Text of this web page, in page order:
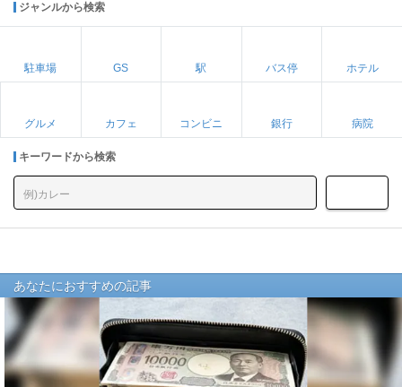
ジャンルから検索
駐車場 GS 駅 バス停 ホテル
グルメ カフェ コンビニ 銀行 病院
キーワードから検索
あなたにおすすめの記事